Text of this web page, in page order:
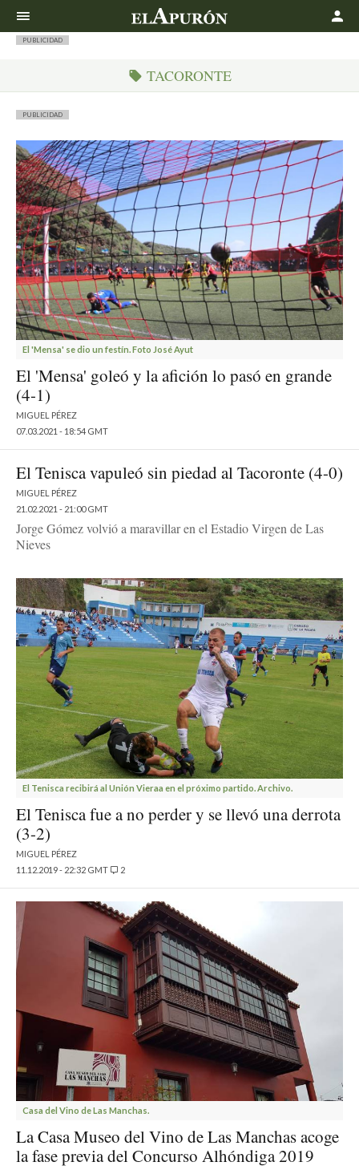
PUBLICIDAD
TACORONTE
PUBLICIDAD
El 'Mensa' se dio un festín. Foto José Ayut
El 'Mensa' goleó y la afición lo pasó en grande
(4-1)
MIGUEL PÉREZ
07.03.2021 - 18:54 GMT
El Tenisca vapuleó sin piedad al Tacoronte (4-0)
MIGUEL PÉREZ
21.02.2021 - 21:00 GMT
Jorge Gómez volvió a maravillar en el Estadio Virgen de Las
Nieves
El Tenisca recibirá al Unión Vieraa en el próximo partido. Archivo.
El Tenisca fue a no perder y se llevó una derrota
(3-2)
MIGUEL PÉREZ
11.12.2019 - 22:32 GMT
2
Casa del Vino de Las Manchas.
La Casa Museo del Vino de Las Manchas acoge
la fase previa del Concurso Alhóndiga 2019